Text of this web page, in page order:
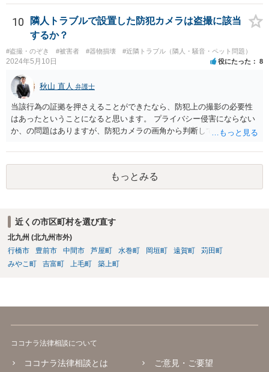
10
隣人トラブルで設置した防犯カメラは盗撮に該当
するか？
#盗撮・のぞき #被害者 #器物損壊 #近隣トラブル（隣人・騒音・ペット問題）
2024年5月10日 役にたった 8
秋山 直人 弁護士
当該行為の証拠を押さえることができたなら、防犯上の撮影の必要性
はあったということになると思います。 プライバシー侵害にならない
か、の問題はありますが、防犯カメラの画角から判断して、隣人のプ
「盗撮」という指摘はあたらないのではないか、と思います。
もっとみる
近くの市区町村を選び直す
北九州 (北九州市外)
行橋市
豊前市 中間市 芦屋町 水巻町 岡垣町 遠賀町
苅田町
みやこ町
吉富町 上毛町 築上町
ココナラ法律相談について
ココナラ法律相談とは ご意見・ご要望